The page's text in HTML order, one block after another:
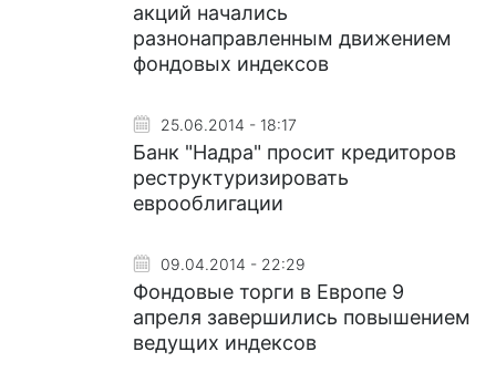
акций начались
разнонаправленным движением
фондовых индексов
25.06.2014 - 18:17
Банк "Надра" просит кредиторов
реструктуризировать
еврооблигации
09.04.2014 - 22:29
Фондовые торги в Европе 9
апреля завершились повышением
ведущих индексов